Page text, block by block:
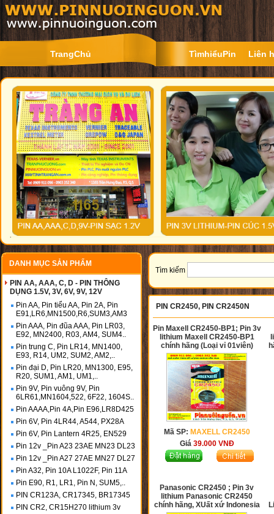
TrangChủ TìmhiểuPin Liên
DANH MỤC SẢN PHẨM
PIN AA, AAA, C, D - PIN THÔNG
DỤNG 1.5V, 3V, 6V, 9V, 12V
Pin AA, Pin tiểu AA, Pin 2A, Pin
E91,LR6,MN1500,R6,SUM3,AM3
Pin AAA, Pin đũa AAA, Pin LR03,
E92, MN2400, R03, AM4, SUM4..
Pin trung C, Pin LR14, MN1400,
E93, R14, UM2, SUM2, AM2,..
Pin đại D, Pin LR20, MN1300, E95,
R20, SUM1, AM1, UM1,..
Pin 9V, Pin vuông 9V, Pin
6LR61,MN1604,522, 6F22, 1604S..
Pin AAAA,Pin 4A,Pin E96,LR8D425
Pin 6V, Pin 4LR44, A544, PX28A
Pin 6V, Pin Lantern 4R25, EN529
Pin 12v _Pin A23 23AE MN23 DL23
Pin 12v _Pin A27 27AE MN27 DL27
Pin A32, Pin 10A L1022F, Pin 11A
Pin E90, R1, LR1, Pin N, SUM5,..
PIN CR123A, CR17345, BR17345
PIN CR2, CR15H270 lithium 3v
Tìm kiếm
PIN CR2450, PIN CR2450N
Pin Maxell CR2450-BP1; Pin 3v
lithium Maxell CR2450-BP1
chính hãng (Loại vỉ 01viên)
Mã SP: MAXELL CR2450
Giá 39.000 VNĐ
Panasonic CR2450 ; Pin 3v
lithium Panasonic CR2450
chính hãng, XUất xứ Indonesia